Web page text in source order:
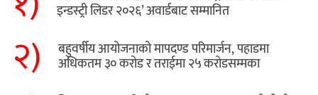
इन्डस्ट्री लिडर २०२६’ अवार्डबाट सम्मानित
२) बहुवर्षीय आयोजनाको मापदण्ड परिमार्जन, पहाडमा
अधिकतम ३० करोड र तराईमा २५ करोडसम्मका